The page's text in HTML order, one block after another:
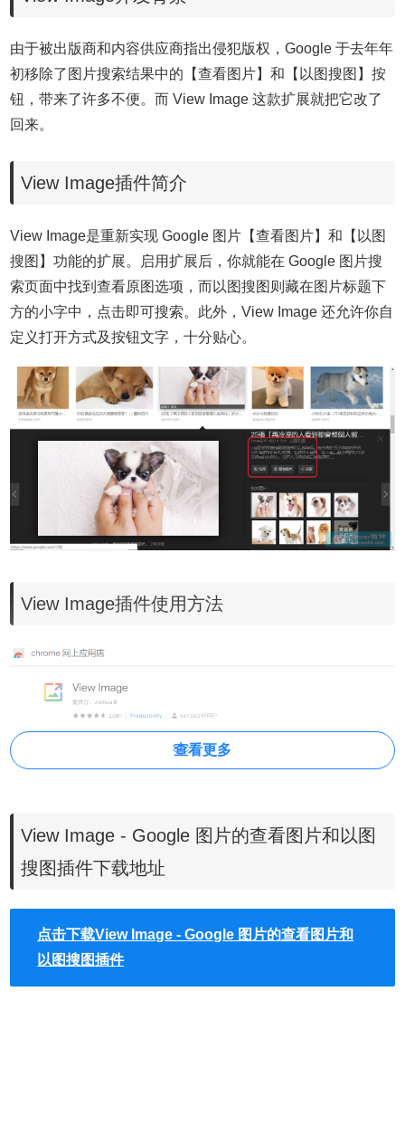
由于被出版商和内容供应商指出侵犯版权，Google 于去年年
初移除了图片搜索结果中的【查看图片】和【以图搜图】按
钮，带来了许多不便。而 View Image 这款扩展就把它改了
回来。
View Image插件简介
View Image是重新实现 Google 图片【查看图片】和【以图
搜图】功能的扩展。启用扩展后，你就能在 Google 图片搜
索页面中找到查看原图选项，而以图搜图则藏在图片标题下
方的小字中，点击即可搜索。此外，View Image 还允许你自
定义打开方式及按钮文字，十分贴心。
View Image插件使用方法
如果你无法访问Chrome应用商店，可以在本站下载，离线安
装View Image Chrome插件的方法参照：怎么在谷歌浏览器
查看更多
View Image - Google 图片的查看图片和以图
搜图插件下载地址
点击下载View Image - Google 图片的查看图片和
以图搜图插件